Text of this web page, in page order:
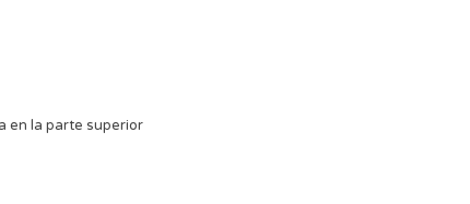
en la parte superior